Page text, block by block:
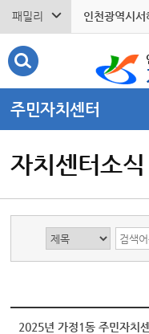
패밀리 인천광역시서
주민자치센터
자치센터소식
2025년 가정1동 주민자치